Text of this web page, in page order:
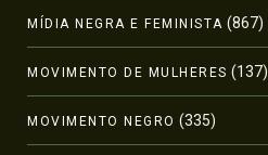
MÍDIA NEGRA E FEMINISTA (867)
MOVIMENTO DE MULHERES (137)
MOVIMENTO NEGRO (335)